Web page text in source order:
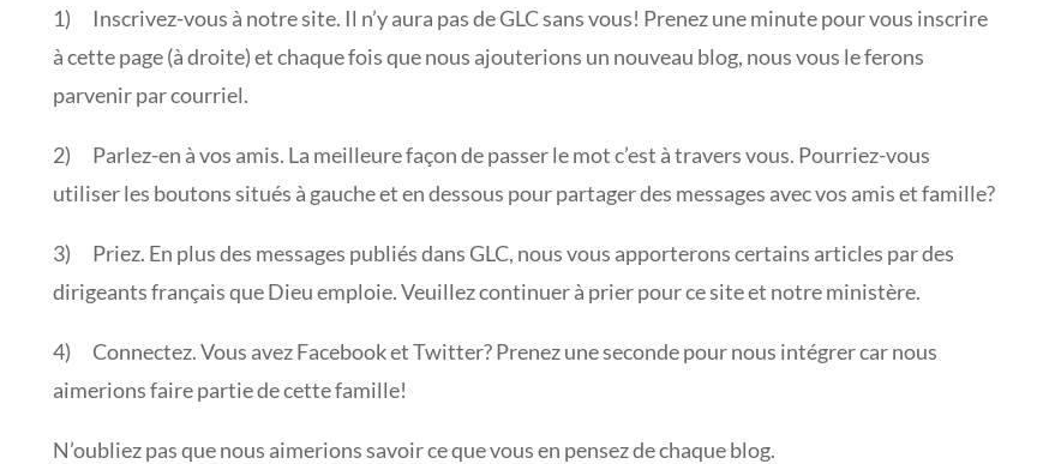
1) Inscrivez-vous à notre site. Il n’y aura pas de GLC sans vous! Prenez une minute pour vous inscrire
à cette page (à droite) et chaque fois que nous ajouterions un nouveau blog, nous vous le ferons
parvenir par courriel.
2) Parlez-en à vos amis. La meilleure façon de passer le mot c’est à travers vous. Pourriez-vous
utiliser les boutons situés à gauche et en dessous pour partager des messages avec vos amis et famille?
3) Priez. En plus des messages publiés dans GLC, nous vous apporterons certains articles par des
dirigeants français que Dieu emploie. Veuillez continuer à prier pour ce site et notre ministère.
4) Connectez. Vous avez Facebook et Twitter? Prenez une seconde pour nous intégrer car nous
aimerions faire partie de cette famille!
N’oubliez pas que nous aimerions savoir ce que vous en pensez de chaque blog.